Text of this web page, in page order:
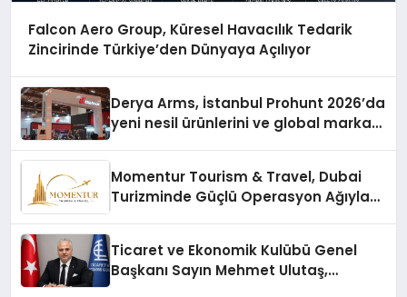
Falcon Aero Group, Küresel Havacılık Tedarik
Zincirinde Türkiye’den Dünyaya Açılıyor
Derya Arms, İstanbul Prohunt 2026’da
yeni nesil ürünlerini ve global marka
Momentur Tourism & Travel, Dubai
Turizminde Güçlü Operasyon Ağıyla
Ticaret ve Ekonomik Kulübü Genel
Başkanı Sayın Mehmet Ulutaş,